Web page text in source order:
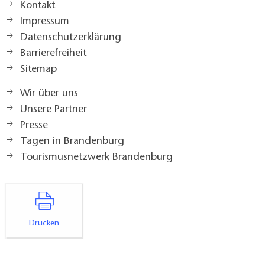
Kontakt
Impressum
Datenschutzerklärung
Barrierefreiheit
Sitemap
Wir über uns
Unsere Partner
Presse
Tagen in Brandenburg
Tourismusnetzwerk Brandenburg
Drucken